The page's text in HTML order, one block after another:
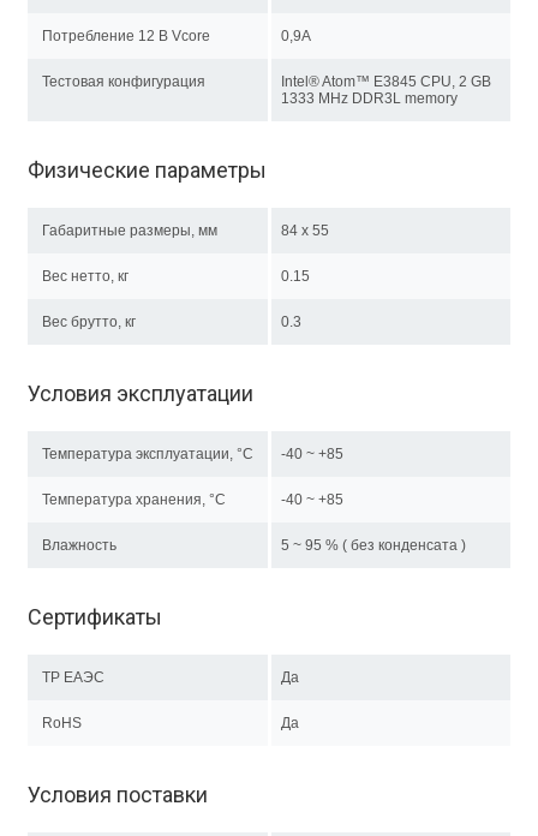
Потребление 12 В Vcore 0,9A
Тестовая конфигурация
Intel® Atom™ E3845 CPU, 2 GB
1333 MHz DDR3L memory
Физические параметры
Габаритные размеры, мм 84 х 55
Вес нетто, кг 0.15
Вес брутто, кг 0.3
Условия эксплуатации
Температура эксплуатации, °C -40 ~ +85
Температура хранения, °C -40 ~ +85
Влажность 5 ~ 95 % ( без конденсата )
Сертификаты
ТР EAЭC Да
RoHS Да
Условия поставки